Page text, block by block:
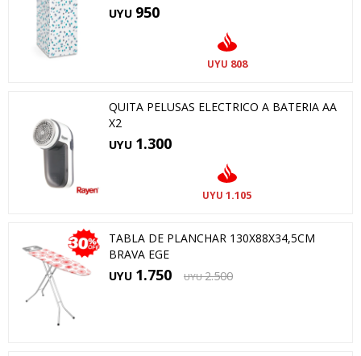
UYU 950
UYU 808
QUITA PELUSAS ELECTRICO A BATERIA AA
X2
UYU 1.300
UYU 1.105
TABLA DE PLANCHAR 130X88X34,5CM
BRAVA EGE
UYU 1.750 UYU 2.500